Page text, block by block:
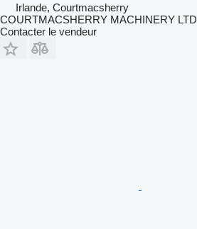
Irlande, Courtmacsherry
COURTMACSHERRY MACHINERY LTD
Contacter le vendeur